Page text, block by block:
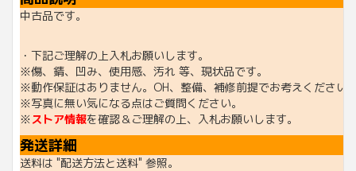
中古品です。
・下記ご理解の上入札お願いします。
※傷、錆、凹み、使用感、汚れ 等、現状品です。
※動作保証はありません。OH、整備、補修前提でお考えください
※写真に無い気になる点はご質問ください。
※ストア情報を確認＆ご理解の上、入札お願いします。
発送詳細
送料は "配送方法と送料" 参照。